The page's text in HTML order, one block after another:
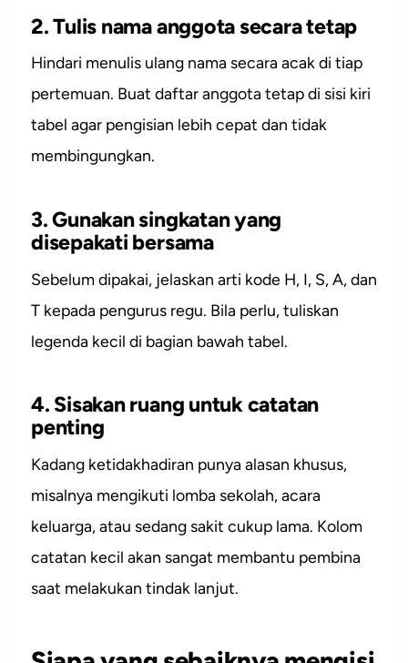
2. Tulis nama anggota secara tetap
Hindari menulis ulang nama secara acak di tiap
pertemuan. Buat daftar anggota tetap di sisi kiri
tabel agar pengisian lebih cepat dan tidak
membingungkan.
3. Gunakan singkatan yang
disepakati bersama
Sebelum dipakai, jelaskan arti kode H, I, S, A, dan
T kepada pengurus regu. Bila perlu, tuliskan
legenda kecil di bagian bawah tabel.
4. Sisakan ruang untuk catatan
penting
Kadang ketidakhadiran punya alasan khusus,
misalnya mengikuti lomba sekolah, acara
keluarga, atau sedang sakit cukup lama. Kolom
catatan kecil akan sangat membantu pembina
saat melakukan tindak lanjut.